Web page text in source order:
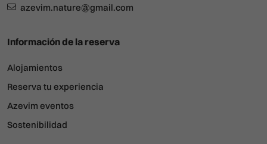
azevim.nature@gmail.com
Información de la reserva
Alojamientos
Reserva tu experiencia
Azevim eventos
Sostenibilidad